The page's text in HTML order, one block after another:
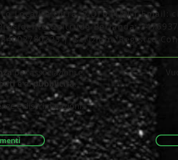
Località Oltra, 2 Dro (TN) | Email:
Geltrude Berlanda:
84002780223 | Iscrizione Registro
per associazioni e
e dipubblicità.
e discriminazioni.